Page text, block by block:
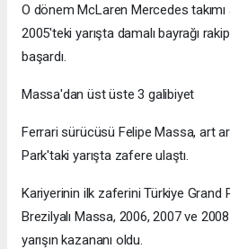
O dönem McLaren Mercedes takımı
2005'teki yarışta damalı bayrağı
başardı.
Massa'dan üst üste 3 galibiyet
Ferrari sürücüsü Felipe Massa, art
Park'taki yarışta zafere ulaştı.
Kariyerinin ilk zaferini Türkiye Grand
Brezilyalı Massa, 2006, 2007 ve
yarışın kazananı oldu.